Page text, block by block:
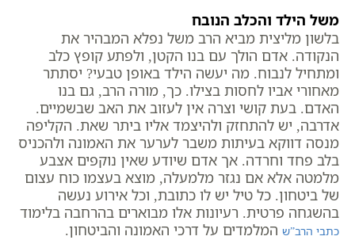
משל הילד והכלב הנובח
בלשון מליצית מביא הרב משל נפלא המבהיר את
הנקודה. אדם הולך עם בנו הקטן, ולפתע קופץ כלב
ומתחיל לנבוח. מה יעשה הילד באופן טבעי? יסתתר
מאחורי אביו לחסות בצילו. כך, מורה הרב, גם בנו
האדם. בעת קושי וצרה אין לעזוב את האב שבשמיים.
אדרבה, יש להתחזק ולהיצמד אליו ביתר שאת. הקליפה
מנסה דווקא בעיתות משבר לערער את האמונה ולהכניס
בלב פחד וחרדה. אך אדם שיודע שאין נוקפים אצבע
מלמטה אלא אם נגזר מלמעלה, מוצא בעצמו כוח עצום
של ביטחון. כל טיל יש לו כתובת, וכל אירוע נעשה
בהשגחה פרטית. רעיונות אלו מבוארים בהרחבה בלימוד
כתבי הרב”ש המלמדים על דרכי האמונה והביטחון.